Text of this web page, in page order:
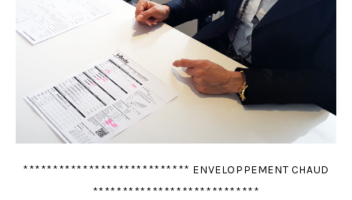
**************************** ENVELOPPEMENT CHAUD
****************************